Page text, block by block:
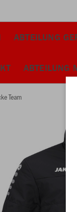
ABTEILUNG
ABTEILUNG
Team